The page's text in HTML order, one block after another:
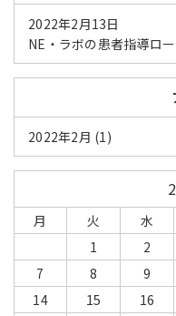
2022年2月13日
NE・ラボの患者指導ロ
2022年2月 (1)
月 火 水
1
2
7
8 9
14
15 16